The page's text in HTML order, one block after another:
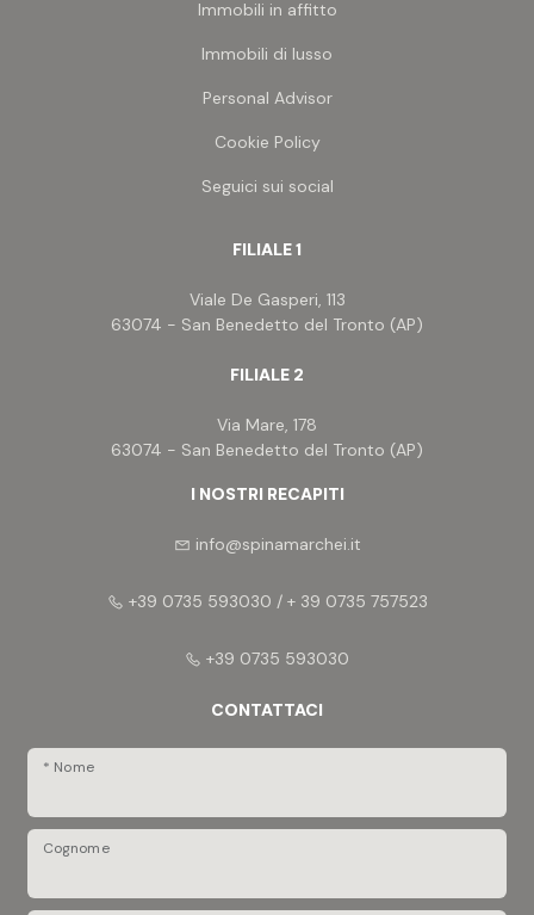
Immobili in affitto
Immobili di lusso
Personal Advisor
Cookie Policy
Seguici sui social
FILIALE 1
Viale De Gasperi, 113
63074 - San Benedetto del Tronto (AP)
FILIALE 2
Via Mare, 178
63074 - San Benedetto del Tronto (AP)
I NOSTRI RECAPITI
info@spinamarchei.it
+39 0735 593030 / + 39 0735 757523
+39 0735 593030
CONTATTACI
* Nome
Cognome